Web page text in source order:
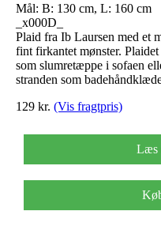
Mål: B: 130 cm, L: 160 cm
_x000D_
Plaid fra Ib Laursen med et
fint firkantet mønster.
som slumretæppe i sofaen
stranden som
129 kr. (Vis fragtpris)
Læs